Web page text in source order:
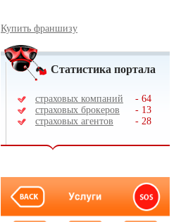
Купить франшизу
Статистика портала
страховых компаний - 64
страховых брокеров
- 13
страховых агентов
- 28